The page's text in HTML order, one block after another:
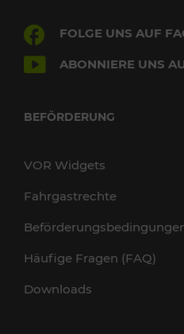
FOLGE UNS AUF
ABONNIERE UNS
BEFÖRDERUNG
VOR Widgets
Fahrgastrechte
Häufige Fragen (FAQ)
Downloads